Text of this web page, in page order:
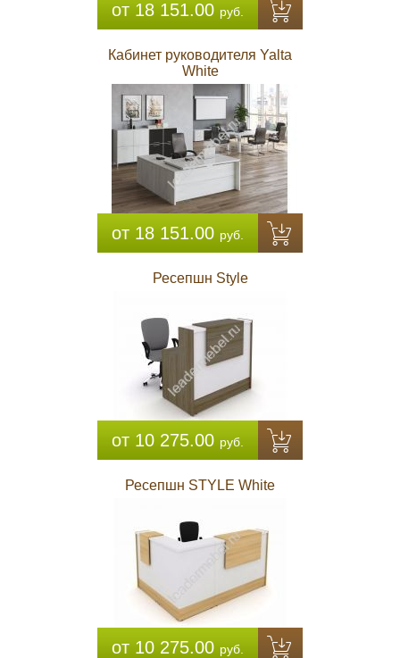
от 18 151.00 руб.
Кабинет руководителя Yalta
White
от 18 151.00 руб.
Ресепшн Style
от 10 275.00 руб.
Ресепшн STYLE White
от 10 275.00 руб.